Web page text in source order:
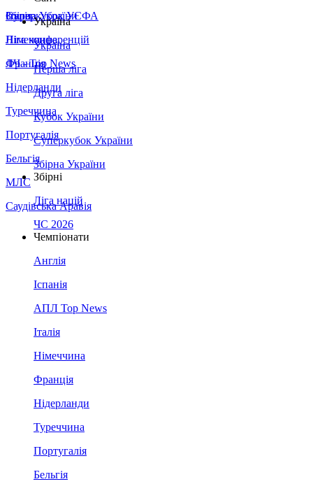
Збірна України
Італія
Німеччина
Франція
Нідерланди
Туреччина
Португалія
Бельгія
МЛС
Саудівська Аравія
Суперкубок УЄФА
Ліга конференцій
ЛЧ - Top News
Україна
Україна
Перша ліга
Друга ліга
Кубок України
Суперкубок України
Збірна України
Збірні
Ліга націй
ЧС 2026
Чемпіонати
Англія
Іспанія
АПЛ Top News
Італія
Німеччина
Франція
Нідерланди
Туреччина
Португалія
Бельгія